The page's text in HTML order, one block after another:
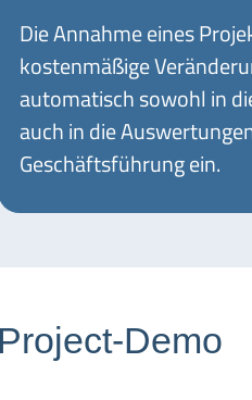
Die Annahme eines
kostenmäßige
automatisch sowohl in
auch in die
Geschäftsführung ein.
Demo